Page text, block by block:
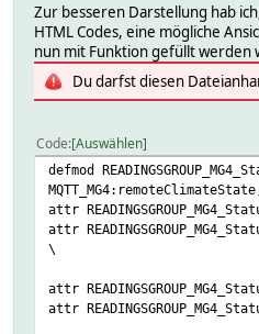
Zur besseren Darstellung hab
HTML Codes, eine mögliche
nun mit Funktion gefüllt werden
Du darfst diesen
Code Auswählen
defmod
attr
attr
\
attr
attr